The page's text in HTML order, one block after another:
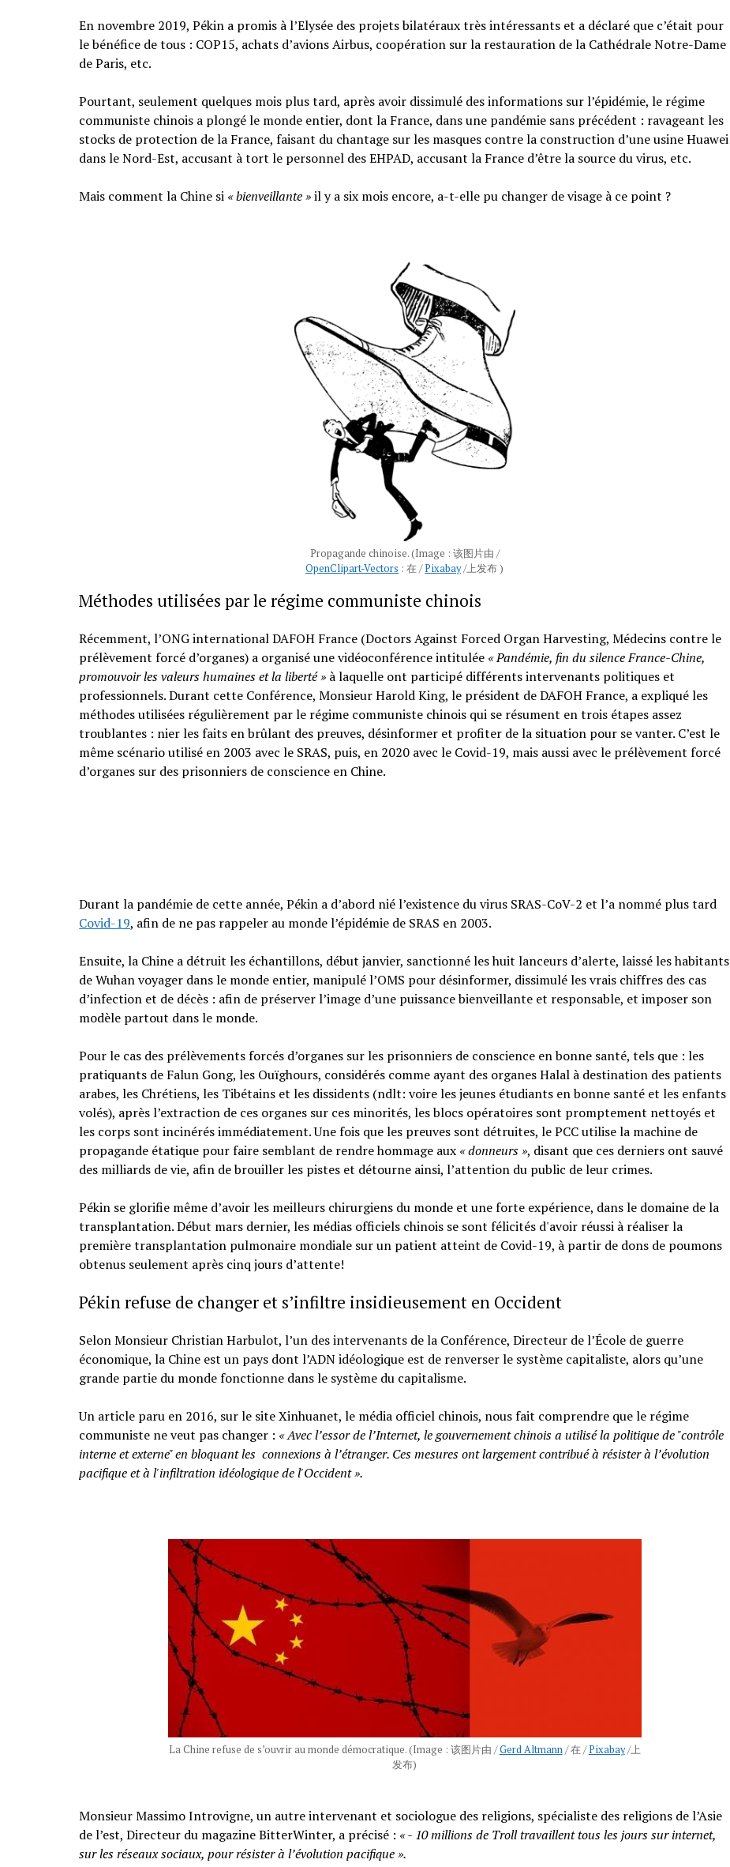
En novembre 2019, Pékin a promis à l’Elysée des projets bilatéraux très intéressants et a déclaré que c’était pour
le bénéfice de tous : COP15, achats d’avions Airbus, coopération sur la restauration de la Cathédrale Notre-Dame
de Paris, etc.
Pourtant, seulement quelques mois plus tard, après avoir dissimulé des informations sur l’épidémie, le régime
communiste chinois a plongé le monde entier, dont la France, dans une pandémie sans précédent : ravageant les
stocks de protection de la France, faisant du chantage sur les masques contre la construction d’une usine Huawei
dans le Nord-Est, accusant à tort le personnel des EHPAD, accusant la France d’être la source du virus, etc.
Mais comment la Chine si « bienveillante »il y a six mois encore, a-t-elle pu changer de visage à ce point ?
Propagande chinoise. (Image : 该图片由 /
OpenClipart-Vectors : 在 /Pixabay/上发布 )
Méthodes utilisées par le régime communiste chinois
Récemment, l’ONG international DAFOH France (Doctors Against Forced Organ Harvesting, Médecins contre le
prélèvement forcé d’organes) a organisé une vidéoconférence intitulée « Pandémie, fin du silence France-Chine,
promouvoir les valeurs humaines et la liberté » à laquelle ont participé différents intervenants politiques et
professionnels. Durant cette Conférence, Monsieur Harold King, le président de DAFOH France, a expliqué les
méthodes utilisées régulièrement par le régime communiste chinois qui se résument en trois étapes assez
troublantes : nier les faits en brûlant des preuves, désinformer et profiter de la situation pour se vanter. C’est le
même scénario utilisé en 2003 avec le SRAS, puis, en 2020 avec le Covid-19, mais aussi avec le prélèvement forcé
d’organes sur des prisonniers de conscience en Chine.
Durant la pandémie de cette année, Pékin a d’abord nié l’existence du virus SRAS-CoV-2 et l’a nommé plus tard
Covid-19, afin de ne pas rappeler au monde l’épidémie de SRAS en 2003.
Ensuite, la Chine a détruit les échantillons, début janvier, sanctionné les huit lanceurs d’alerte, laissé les habitants
de Wuhan voyager dans le monde entier, manipulé l’OMS pour désinformer, dissimulé les vrais chiffres des cas
d’infection et de décès : afin de préserver l’image d’une puissance bienveillante et responsable, et imposer son
modèle partout dans le monde.
Pour le cas des prélèvements forcés d’organes sur les prisonniers de conscience en bonne santé, tels que : les
pratiquants de Falun Gong, les Ouïghours, considérés comme ayant des organes Halal à destination des patients
arabes, les Chrétiens, les Tibétains et les dissidents (ndlt: voire les jeunes étudiants en bonne santé et les enfants
volés), après l’extraction de ces organes sur ces minorités, les blocs opératoires sont promptement nettoyés et
les corps sont incinérés immédiatement. Une fois que les preuves sont détruites, le PCC utilise la machine de
propagande étatique pour faire semblant de rendre hommage aux « donneurs », disant que ces derniers ont sauvé
des milliards de vie, afin de brouiller les pistes et détourne ainsi, l’attention du public de leur crimes.
Pékin se glorifie même d’avoir les meilleurs chirurgiens du monde et une forte expérience, dans le domaine de la
transplantation. Début mars dernier, les médias officiels chinois se sont félicités d'avoir réussi à réaliser la
première transplantation pulmonaire mondiale sur un patient atteint de Covid-19, à partir de dons de poumons
obtenus seulement après cinq jours d’attente!
Pékin refuse de changer et s’infiltre insidieusement en Occident
Selon Monsieur Christian Harbulot, l’un des intervenants de la Conférence, Directeur de l’École de guerre
économique, la Chine est un pays dont l’ADN idéologique est de renverser le système capitaliste, alors qu’une
grande partie du monde fonctionne dans le système du capitalisme.
Un article paru en 2016, sur le site Xinhuanet, le média officiel chinois, nous fait comprendre que le régime
communiste ne veut pas changer : « Avec l’essor de l’Internet, le gouvernement chinois a utilisé la politique de "contrôle
interne et externe" en bloquant les connexions à l’étranger. Ces mesures ont largement contribué à résister à l’évolution
pacifique et à l'infiltration idéologique de l'Occident ».
La Chine refuse de s’ouvrir au monde démocratique. (Image : 该图片由 /Gerd Altmann/ 在 /Pixabay/上
发布)
Monsieur Massimo Introvigne, un autre intervenant et sociologue des religions, spécialiste des religions de l’Asie
de l’est, Directeur du magazine BitterWinter, a précisé : « - 10 millions de Troll travaillent tous les jours sur internet,
sur les réseaux sociaux, pour résister à l’évolution pacifique ».